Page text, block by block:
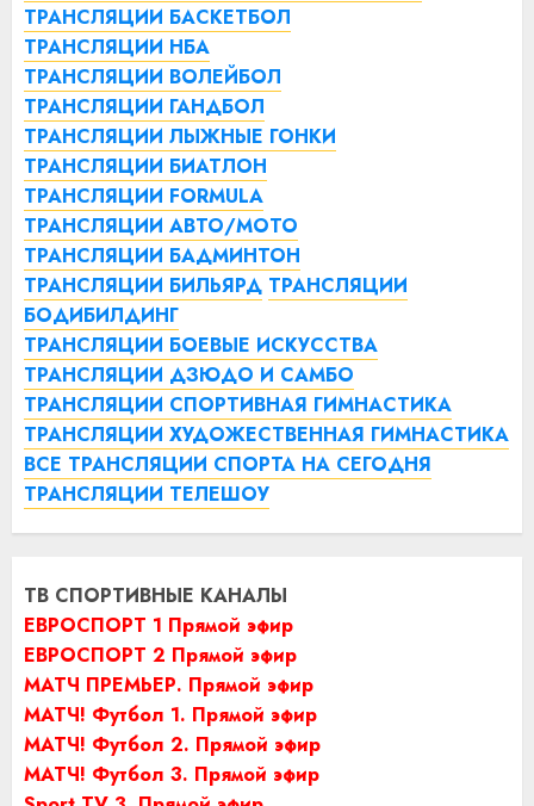
ТРАНСЛЯЦИИ БАСКЕТБОЛ
ТРАНСЛЯЦИИ НБА
ТРАНСЛЯЦИИ ВОЛЕЙБОЛ
ТРАНСЛЯЦИИ ГАНДБОЛ
ТРАНСЛЯЦИИ ЛЫЖНЫЕ ГОНКИ
ТРАНСЛЯЦИИ БИАТЛОН
ТРАНСЛЯЦИИ FORMULA
ТРАНСЛЯЦИИ АВТО/МОТО
ТРАНСЛЯЦИИ БАДМИНТОН
ТРАНСЛЯЦИИ БИЛЬЯРД ТРАНСЛЯЦИИ
БОДИБИЛДИНГ
ТРАНСЛЯЦИИ БОЕВЫЕ ИСКУССТВА
ТРАНСЛЯЦИИ ДЗЮДО И САМБО
ТРАНСЛЯЦИИ СПОРТИВНАЯ ГИМНАСТИКА
ТРАНСЛЯЦИИ ХУДОЖЕСТВЕННАЯ ГИМНАСТИКА
ВСЕ ТРАНСЛЯЦИИ СПОРТА НА СЕГОДНЯ
ТРАНСЛЯЦИИ ТЕЛЕШОУ
ТВ СПОРТИВНЫЕ КАНАЛЫ
ЕВРОСПОРТ 1 Прямой эфир
ЕВРОСПОРТ 2 Прямой эфир
МАТЧ ПРЕМЬЕР. Прямой эфир
МАТЧ! Футбол 1. Прямой эфир
МАТЧ! Футбол 2. Прямой эфир
МАТЧ! Футбол 3. Прямой эфир